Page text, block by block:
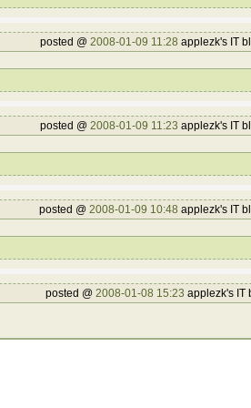
posted @ 2008-01-09 11:28 applezk's IT
posted @ 2008-01-09 11:23 applezk's IT
posted @ 2008-01-09 10:48 applezk's IT
posted @ 2008-01-08 15:23 applezk's IT